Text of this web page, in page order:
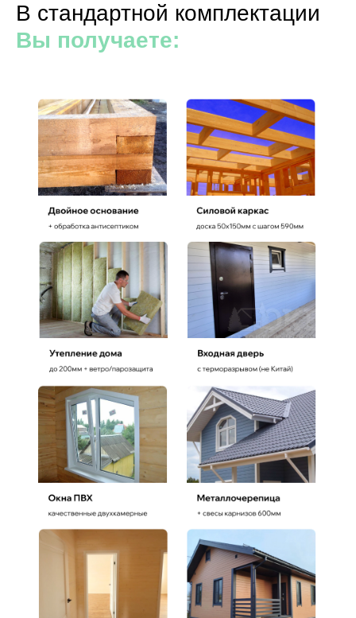
В стандартной комплектации
Вы получаете: